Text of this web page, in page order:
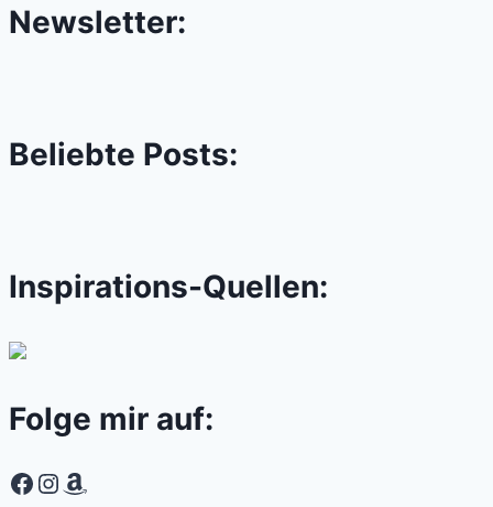
Newsletter:
Beliebte Posts:
Inspirations-Quellen:
Folge mir auf:
Facebook
Instagram
Amazon